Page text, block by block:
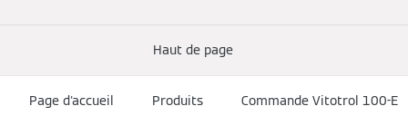
Haut de page
Page d'accueil Produits Commande Vitotrol 100-E